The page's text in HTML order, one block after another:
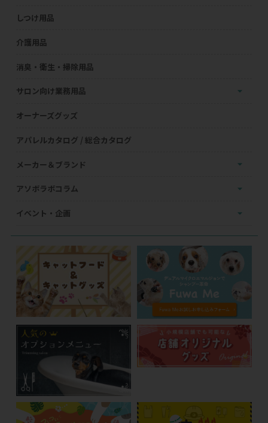
しつけ用品
介護用品
消臭・衛生・掃除用品
サロン向け業務用品
オーナーズグッズ
アパレルカタログ / 総合カタログ
メーカー＆ブランド
アソボラボコラム
イベント・企画